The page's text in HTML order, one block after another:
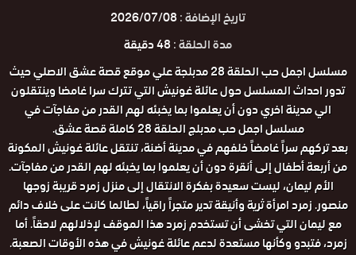
تاريخ الإضافة :2026/07/08
مدة الحلقة :48 دقيقة
مسلسل اجمل حب الحلقة 28 مدبلجة علي موقع قصة عشق الاصلي حيث
تدور احداث المسلسل حول عائلة غونيش التي تترك سرا غامضا وينتقلون
الي مدينة اخري دون أن يعلموا بما يخبئه لهم القدر من مفاجآت في
مسلسل اجمل حب مدبلج الحلقة 28 كاملة قصة عشق.
بعد تركهم سراً غامضاً خلفهم في مدينة أضنة، تنتقل عائلة غونيش المكونة
من أربعة أطفال إلى أنقرة دون أن يعلموا بما يخبئه لهم القدر من مفاجآت.
الأم ليمان، ليست سعيدة بفكرة الانتقال إلى منزل زمرد قريبة زوجها
منصور. زمرد امرأة ثرية وأنيقة تدير متجراً راقياً، لطالما كانت على خلاف دائم
مع ليمان التي تخشى أن تستخدم زمرد هذا الموقف لإذلالهم لاحقاً. أما
زمرد، فتبدو وكأنها مستعدة لدعم عائلة غونيش في هذه الأوقات الصعبة.